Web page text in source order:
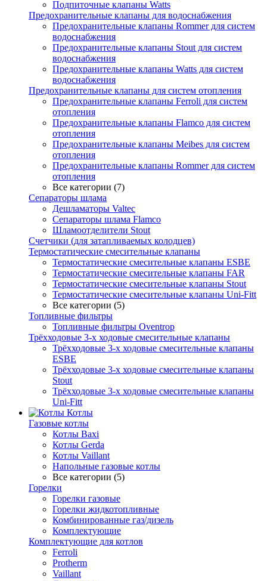
Подпиточные клапаны Watts
Предохранительные клапаны для водоснабжения
Предохранительные клапаны Rommer для систем
водоснабжения
Предохранительные клапаны Stout для систем
водоснабжения
Предохранительные клапаны Watts для систем
водоснабжения
Предохранительные клапаны для систем отопления
Предохранительные клапаны Ferroli для систем
отопления
Предохранительные клапаны Flamco для систем
отопления
Предохранительные клапаны Meibes для систем
отопления
Предохранительные клапаны Rommer для систем
отопления
Все категории (7)
Сепараторы шлама
Дешламаторы Valtec
Сепараторы шлама Flamco
Шламоотделители Stout
Счетчики (для затапливаемых колодцев)
Термостатические смесительные клапаны
Термостатические смесительные клапаны ESBE
Термостатические смесительные клапаны FAR
Термостатические смесительные клапаны Stout
Термостатические смесительные клапаны Uni-Fitt
Все категории (5)
Топливные фильтры
Топливные фильтры Oventrop
Трёхходовые 3-х ходовые смесительные клапаны
Трёхходовые 3-х ходовые смесительные клапаны
ESBE
Трёхходовые 3-х ходовые смесительные клапаны
Stout
Трёхходовые 3-х ходовые смесительные клапаны
Uni-Fitt
Котлы
Газовые котлы
Котлы Baxi
Котлы Gerda
Котлы Vaillant
Напольные газовые котлы
Все категории (5)
Горелки
Горелки газовые
Горелки жидкотопливные
Комбинированные газ/дизель
Комплектующие
Комплектующие для котлов
Ferroli
Protherm
Vaillant